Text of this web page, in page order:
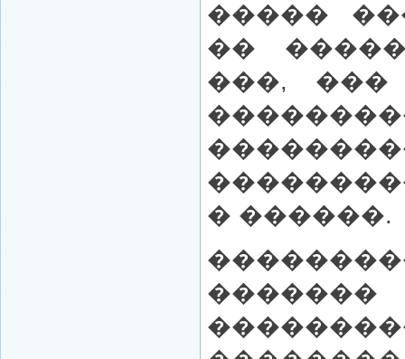
�����
��
���, ���
� ������.